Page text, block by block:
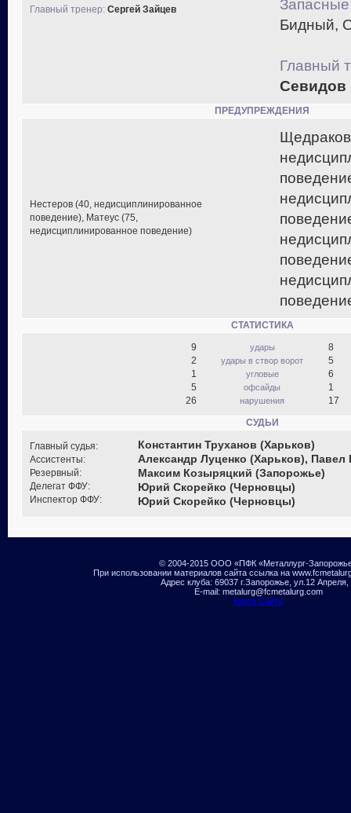
Главный тренер: Сергей Зайцев
Бидный,
Главный
Севидов
ПРЕДУПРЕЖДЕНИЯ
Нестеров (40, недисциплинированное
поведение), Матеус (75,
недисциплинированное поведение)
СТАТИСТИКА
9
2
1
5
26
удары
удары в створ ворот
угловые
офсайды
нарушения
8
5
6
1
17
СУДЬИ
Главный судья:
Ассистенты:
Резервный:
Делегат ФФУ:
Инспектор ФФУ:
Константин Труханов (Харьков)
Александр Луценко (Харьков), Павел
Максим Козыряцкий (Запорожье)
Юрий Скорейко (Черновцы)
Юрий Скорейко (Черновцы)
© 2004-2015 ООО «ПФК «Металлург-
При использовании материалов сайта ссылка на
Адрес клуба: 69037 г.Запорожье, ул.12 Апреля,
E-mail: metalurg@fcmetalurg.com
Карта Сайта